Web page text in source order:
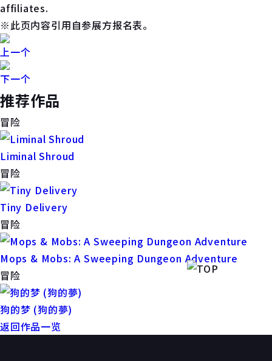
affiliates.
※此页内容引用自参展方报名表。
上一个
下一个
推荐作品
冒险
Liminal Shroud
冒险
Tiny Delivery
冒险
Mops & Mobs: A Sweeping Dungeon Adventure
冒险
狗的梦 (狗的夢)
返回作品一览